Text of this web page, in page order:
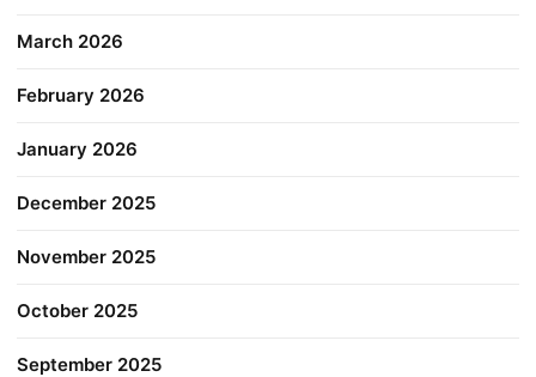
March 2026
February 2026
January 2026
December 2025
November 2025
October 2025
September 2025